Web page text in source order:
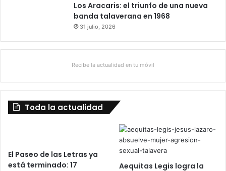
Los Aracaris: el triunfo de una nueva
banda talaverana en 1968
31 julio, 2026
Recibe la actualidad en tu móvil
Toda la actualidad
El Paseo de las Letras ya
está terminado: 17
Aequitas Legis logra la